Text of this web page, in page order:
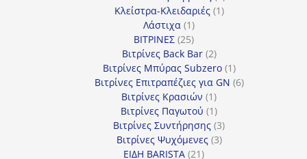
προϊόν
Κλείστρα-Κλειδαριές 11
Λάστιχα 11
προϊόν
ΒΙΤΡΙΝΕΣ 2525
προϊόντα
Βιτρίνες Back Bar 22
προϊόντα
Βιτρίνες Mπύρας Subzero 11
προϊόν
Βιτρίνες Επιτραπέζιες για GN 66
Βιτρίνες Κρασιών 11
προϊόν
Βιτρίνες Παγωτού 11
προϊόν
Βιτρίνες Συντήρησης 33
προϊόντα
Βιτρίνες Ψυχόμενες 33
ΕΙΔΗ BARISTA 2121